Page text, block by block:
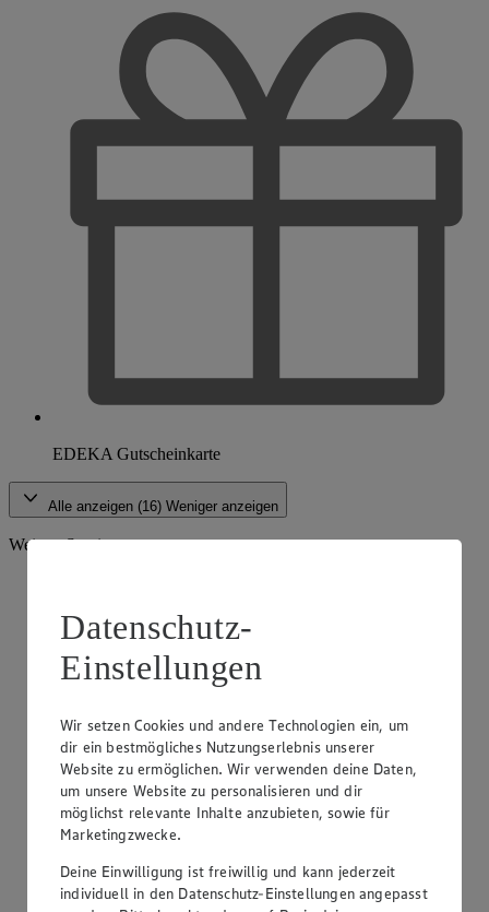
EDEKA Gutscheinkarte
Alle anzeigen (16) Weniger anzeigen
Weitere Services
Datenschutz-
Einstellungen
Wir setzen Cookies und andere Technologien ein, um
dir ein bestmögliches Nutzungserlebnis unserer
Website zu ermöglichen. Wir verwenden deine Daten,
um unsere Website zu personalisieren und dir
möglichst relevante Inhalte anzubieten, sowie für
Marketingzwecke.
Deine Einwilligung ist freiwillig und kann jederzeit
individuell in den Datenschutz-Einstellungen angepasst